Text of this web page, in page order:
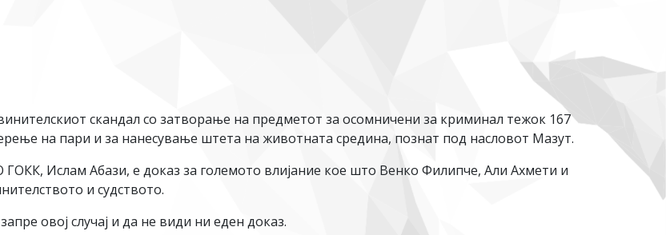
скандал со затворање на предметот за осомничени за криминал тежок 167
на пари и за нанесување штета на животната средина, познат под насловот Мазут.
ГОКК, Ислам Абази, е доказ за големото влијание кое што Венко Филипче, Али Ахмети и
и судството.
овој случај и да не види ни еден доказ.